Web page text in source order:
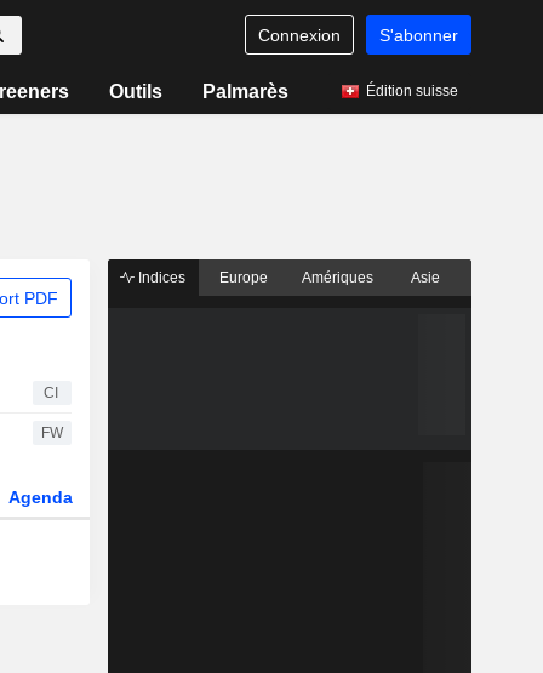
Connexion S'abonner
Outils Palmarès Édition suisse
PDF
CI
FW
Agenda
Indices Europe Amériques Asie